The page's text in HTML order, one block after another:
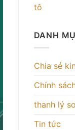
tô
DANH
Chia sẻ
Chính
thanh lý
Tin tức